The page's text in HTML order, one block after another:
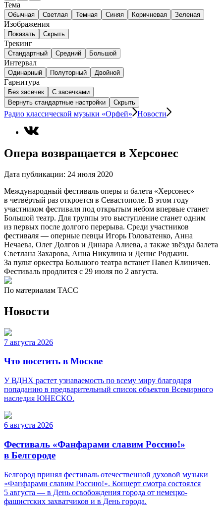
Тема
Обычная Светлая Темная Синяя Коричневая Зеленая
Изображения
Показать Скрыть
Трекинг
Стандартный Средний Большой
Интервал
Одинарный Полуторный Двойной
Гарнитура
Без засечек
С засечками
Вернуть стандартные настройки
Скрыть
Радио классической музыки «Орфей» Новости
Опера возвращается в Херсонес
Дата публикации: 24 июля 2020
Международный фестиваль оперы и балета «Херсонес»
в четвёртый раз откроется в Севастополе. В этом году
участником фестиваля под открытым небом впервые станет
Большой театр. Для труппы это выступление станет одним
из первых после долгого перерыва. Среди участников
фестиваля — оперные певцы Игорь Головатенко, Анна
Нечаева, Олег Долгов и Динара Алиева, а также звёзды балета
Светлана Захарова, Анна Никулина и Денис Родькин.
За пульт оркестра Большого театра встанет Павел Клиничев.
Фестиваль продлится с 29 июля по 2 августа.
По материалам ТАСС
Новости
7 августа 2026
Что посетить в Москве
У ВДНХ растет узнаваемость по всему миру благодаря
попаданию в предварительный список объектов Всемирного
наследия ЮНЕСКО.
6 августа 2026
Фестиваль «Фанфарами славим Россию!»
в Белгороде
Белгород принял фестиваль отечественной духовой музыки
«Фанфарами славим Россию!». Концерт смотра состоялся
5 августа — в День освобождения города от немецко-
фашистских захватчиков и в День города.